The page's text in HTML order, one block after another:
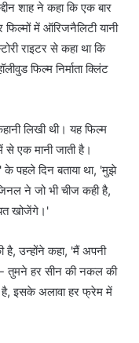
शाह ने कहा कि एक बार
में ऑरिजनैलिटी यानी
राइटर से कहा था कि
फिल्म निर्माता क्लिंट
लिखी थी। यह फिल्म
एक मानी जाती है।
के पहले दिन बताया था, 'मुझे
ने जो भी चीज कही है,
खोजेंगे।'
है, उन्होंने कहा, 'मैं अपनी
तुमने हर सीन की नकल की
है, इसके अलावा हर फ्रेम में